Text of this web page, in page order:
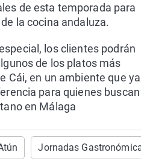
de esta temporada para
la cocina andaluza.
los clientes podrán
de los platos más
Cái, en un ambiente que ya
para quienes buscan
en Málaga
Jornadas Gastronómicas